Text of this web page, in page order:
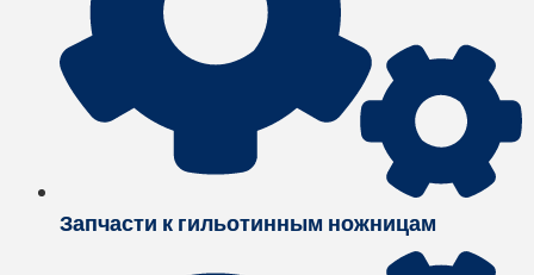
Запчасти к гильотинным ножницам